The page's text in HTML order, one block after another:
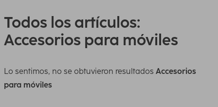
Todos los artículos:
Accesorios para móviles
Lo sentimos, no se obtuvieron resultados Accesorios
para móviles